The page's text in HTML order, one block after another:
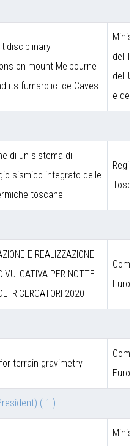
on mount Melbourne
its fumarolic Ice Caves
e
di un sistema di
sismico integrato delle
toscane
E REALIZZAZIONE
PER NOTTE
RICERCATORI 2020
terrain gravimetry
( 1 )